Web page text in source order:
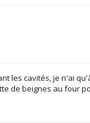
les cavités, je n'ai
de beignes au four